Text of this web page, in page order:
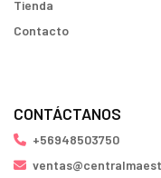
Tienda
Contacto
CONTÁCTANOS
+56948503750